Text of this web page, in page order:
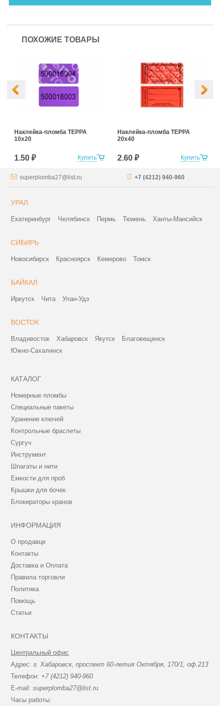
ПОХОЖИЕ ТОВАРЫ
Купить
Наклейка-пломба ТЕРРА
10х20
1.50 ₽ Купить
Наклейка-пломба ТЕРРА
20х40
2.60 ₽
superplomba27@list.ru +7 (4212) 940-960
УРАЛ
Екатеринбург Челябинск Пермь Тюмень Ханты-Мансийск
СИБИРЬ
Новосибирск Красноярск Кемерово Томск
БАЙКАЛ
Иркутск Чита Улан-Удэ
ВОСТОК
Владивосток Хабаровск Якутск
Благовещенск
Южно-Сахалинск
КАТАЛОГ
Номерные пломбы
Специальные пакеты
Хранение ключей
Контрольные браслеты
Сургуч
Инструмент
Шпагаты и нити
Емкости для проб
Крышки для бочек
Блокираторы кранов
ИНФОРМАЦИЯ
О продавце
Контакты
Доставка и Оплата
Правила торговли
Политика
Помощь
Статьи
КОНТАКТЫ
Центральный офис
Адрес:г. Хабаровск, проспект 60-летия Октября, 170/1, оф.213
Телефон: +7 (4212) 940-960
E-mail:superplomba27@list.ru
Часы работы: